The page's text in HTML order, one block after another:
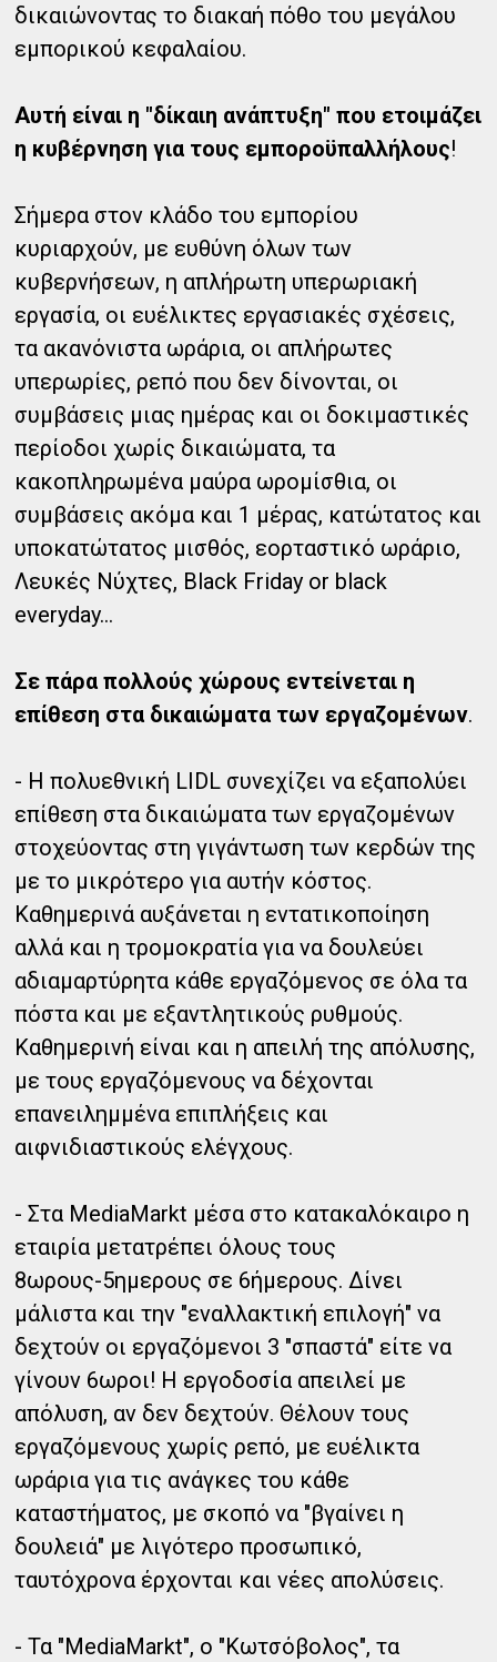
δικαιώνοντας το διακαή πόθο του μεγάλου
εμπορικού κεφαλαίου.
Αυτή είναι η "δίκαιη ανάπτυξη" που ετοιμάζει
η κυβέρνηση για τους εμποροϋπαλλήλους!
Σήμερα στον κλάδο του εμπορίου
κυριαρχούν, με ευθύνη όλων των
κυβερνήσεων, η απλήρωτη υπερωριακή
εργασία, οι ευέλικτες εργασιακές σχέσεις,
τα ακανόνιστα ωράρια, οι απλήρωτες
υπερωρίες, ρεπό που δεν δίνονται, οι
συμβάσεις μιας ημέρας και οι δοκιμαστικές
περίοδοι χωρίς δικαιώματα, τα
κακοπληρωμένα μαύρα ωρομίσθια, οι
συμβάσεις ακόμα και 1 μέρας, κατώτατος και
υποκατώτατος μισθός, εορταστικό ωράριο,
Λευκές Νύχτες, Black Friday or black
everyday…
Σε πάρα πολλούς χώρους εντείνεται η
επίθεση στα δικαιώματα των εργαζομένων.
- Η πολυεθνική LIDL συνεχίζει να εξαπολύει
επίθεση στα δικαιώματα των εργαζομένων
στοχεύοντας στη γιγάντωση των κερδών της
με το μικρότερο για αυτήν κόστος.
Καθημερινά αυξάνεται η εντατικοποίηση
αλλά και η τρομοκρατία για να δουλεύει
αδιαμαρτύρητα κάθε εργαζόμενος σε όλα τα
πόστα και με εξαντλητικούς ρυθμούς.
Καθημερινή είναι και η απειλή της απόλυσης,
με τους εργαζόμενους να δέχονται
επανειλημμένα επιπλήξεις και
αιφνιδιαστικούς ελέγχους.
- Στα MediaMarkt μέσα στο κατακαλόκαιρο η
εταιρία μετατρέπει όλους τους
8ωρους-5ημερους σε 6ήμερους. Δίνει
μάλιστα και την "εναλλακτική επιλογή" να
δεχτούν οι εργαζόμενοι 3 "σπαστά" είτε να
γίνουν 6ωροι! Η εργοδοσία απειλεί με
απόλυση, αν δεν δεχτούν. Θέλουν τους
εργαζόμενους χωρίς ρεπό, με ευέλικτα
ωράρια για τις ανάγκες του κάθε
καταστήματος, με σκοπό να "βγαίνει η
δουλειά" με λιγότερο προσωπικό,
ταυτόχρονα έρχονται και νέες απολύσεις.
- Τα "MediaMarkt", ο "Κωτσόβολος", τα